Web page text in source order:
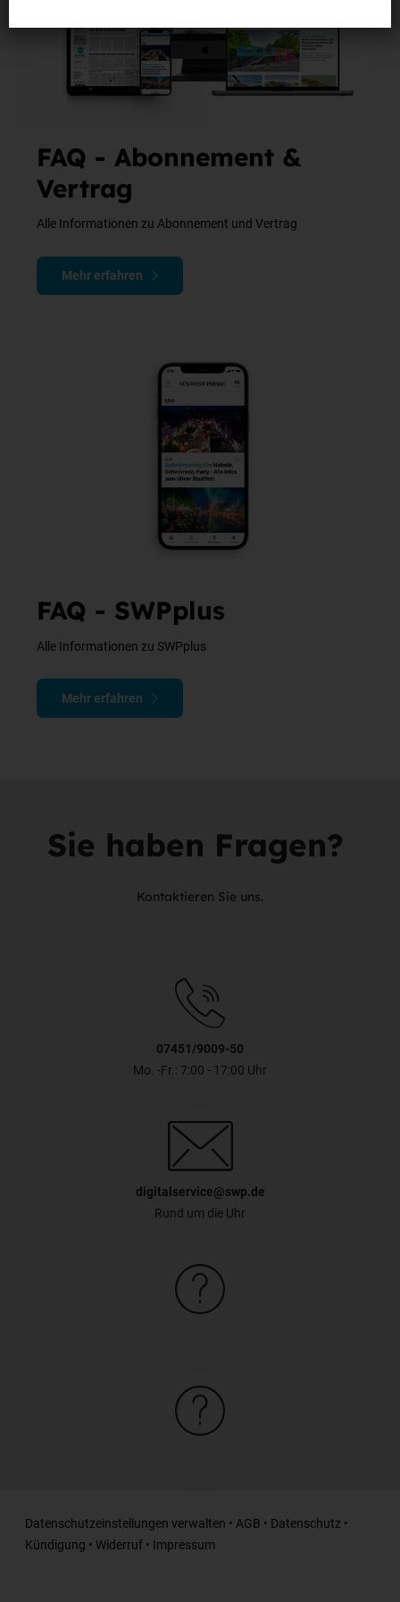
diesem FAQ.
FAQ - Abonnement &
Vertrag
Alle Informationen zu Abonnement und Vertrag
Mehr erfahren
FAQ - SWPplus
Alle Informationen zu SWPplus
Mehr erfahren
Sie haben Fragen?
Kontaktieren Sie uns.
07451/9009-50
Mo. -Fr.: 7:00 - 17:00 Uhr
digitalservice@swp.de
Rund um die Uhr
Datenschutzeinstellungen verwalten • AGB • Datenschutz •
Kündigung • Widerruf • Impressum